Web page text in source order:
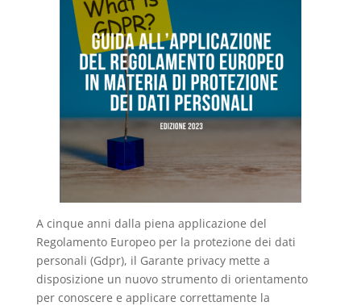
A cinque anni dalla piena applicazione del
Regolamento Europeo per la protezione dei dati
personali (Gdpr), il Garante privacy mette a
disposizione un nuovo strumento di orientamento
per conoscere e applicare correttamente la